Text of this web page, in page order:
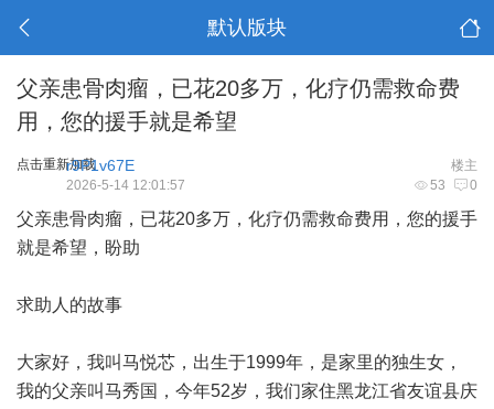
默认版块
父亲患骨肉瘤，已花20多万，化疗仍需救命费
用，您的援手就是希望
点击重新加载 楼主
r9P1v67E
53 0
2026-5-14 12:01:57
父亲患骨肉瘤，已花20多万，化疗仍需救命费用，您的援手
就是希望，盼助
求助人的故事
大家好，我叫马悦芯，出生于1999年，是家里的独生女，
我的父亲叫马秀国，今年52岁，我们家住黑龙江省友谊县庆